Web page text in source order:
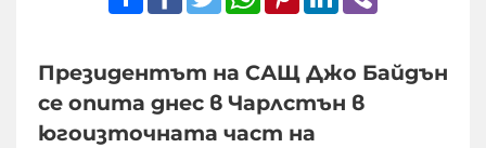
Президентът на САЩ Джо Байдън
се опита днес в Чарлстън в
югоизточната част на